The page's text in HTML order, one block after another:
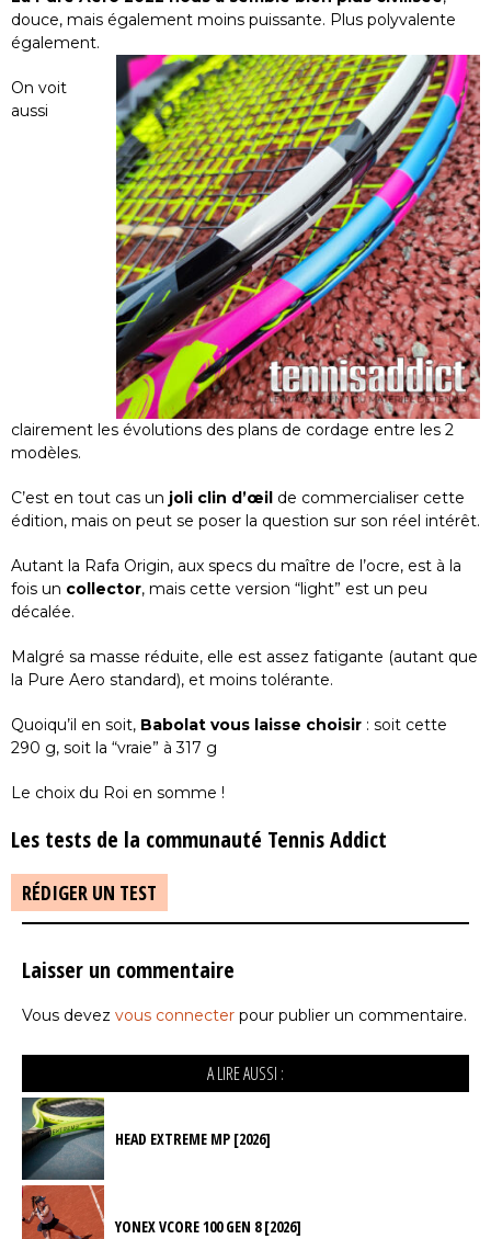
douce, mais également moins puissante. Plus polyvalente
également.
On voit
aussi
clairement les évolutions des plans de cordage entre les 2
modèles.
C’est en tout cas un joli clin d’œil de commercialiser cette
édition, mais on peut se poser la question sur son réel intérêt.
Autant la Rafa Origin, aux specs du maître de l’ocre, est à la
fois un collector, mais cette version “light” est un peu
décalée.
Malgré sa masse réduite, elle est assez fatigante (autant que
la Pure Aero standard), et moins tolérante.
Quoiqu’il en soit, Babolat vous laisse choisir : soit cette
290 g, soit la “vraie” à 317 g
Le choix du Roi en somme !
Les tests de la communauté Tennis Addict
RÉDIGER UN TEST
Laisser un commentaire
Vous devez vous connecter pour publier un commentaire.
A LIRE AUSSI :
HEAD EXTREME MP [2026]
YONEX VCORE 100 GEN 8 [2026]